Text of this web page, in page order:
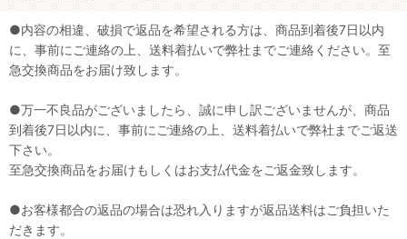
●内容の相違、破損で返品を希望される方は、商品到着後7日以内
に、事前にご連絡の上、送料着払いで弊社までご連絡ください。至
急交換商品をお届け致します。
●万一不良品がございましたら、誠に申し訳ございませんが、商品
到着後7日以内に、事前にご連絡の上、送料着払いで弊社までご返送
下さい。
至急交換商品をお届けもしくはお支払代金をご返金致します。
●お客様都合の返品の場合は恐れ入りますが返品送料はご負担いた
だきます。